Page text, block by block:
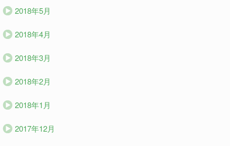
2018年5月
2018年4月
2018年3月
2018年2月
2018年1月
2017年12月